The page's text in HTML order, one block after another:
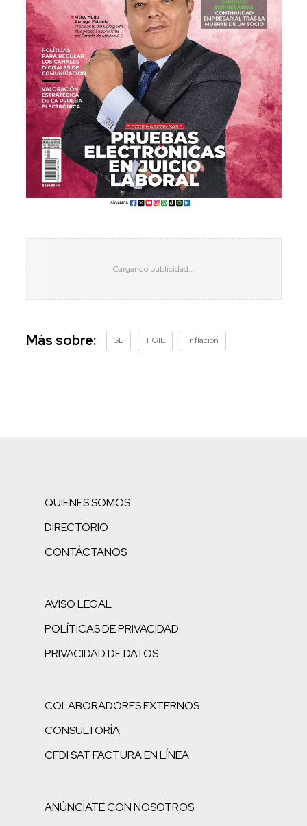
Más sobre: SE TIGIE Inflación
QUIENES SOMOS
DIRECTORIO
CONTÁCTANOS
AVISO LEGAL
POLÍTICAS DE PRIVACIDAD
PRIVACIDAD DE DATOS
COLABORADORES EXTERNOS
CONSULTORÍA
CFDI SAT FACTURA EN LÍNEA
ANÚNCIATE CON NOSOTROS